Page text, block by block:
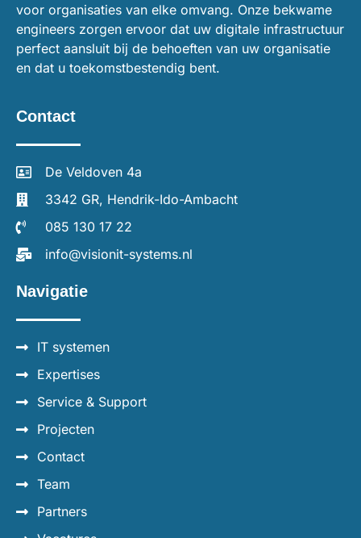
voor organisaties van elke omvang. Onze bekwame
engineers zorgen ervoor dat uw digitale infrastructuur
perfect aansluit bij de behoeften van uw organisatie
en dat u toekomstbestendig bent.
Contact
De Veldoven 4a
3342 GR, Hendrik-Ido-Ambacht
085 130 17 22
info@visionit-systems.nl
Navigatie
IT systemen
Expertises
Service & Support
Projecten
Contact
Team
Partners